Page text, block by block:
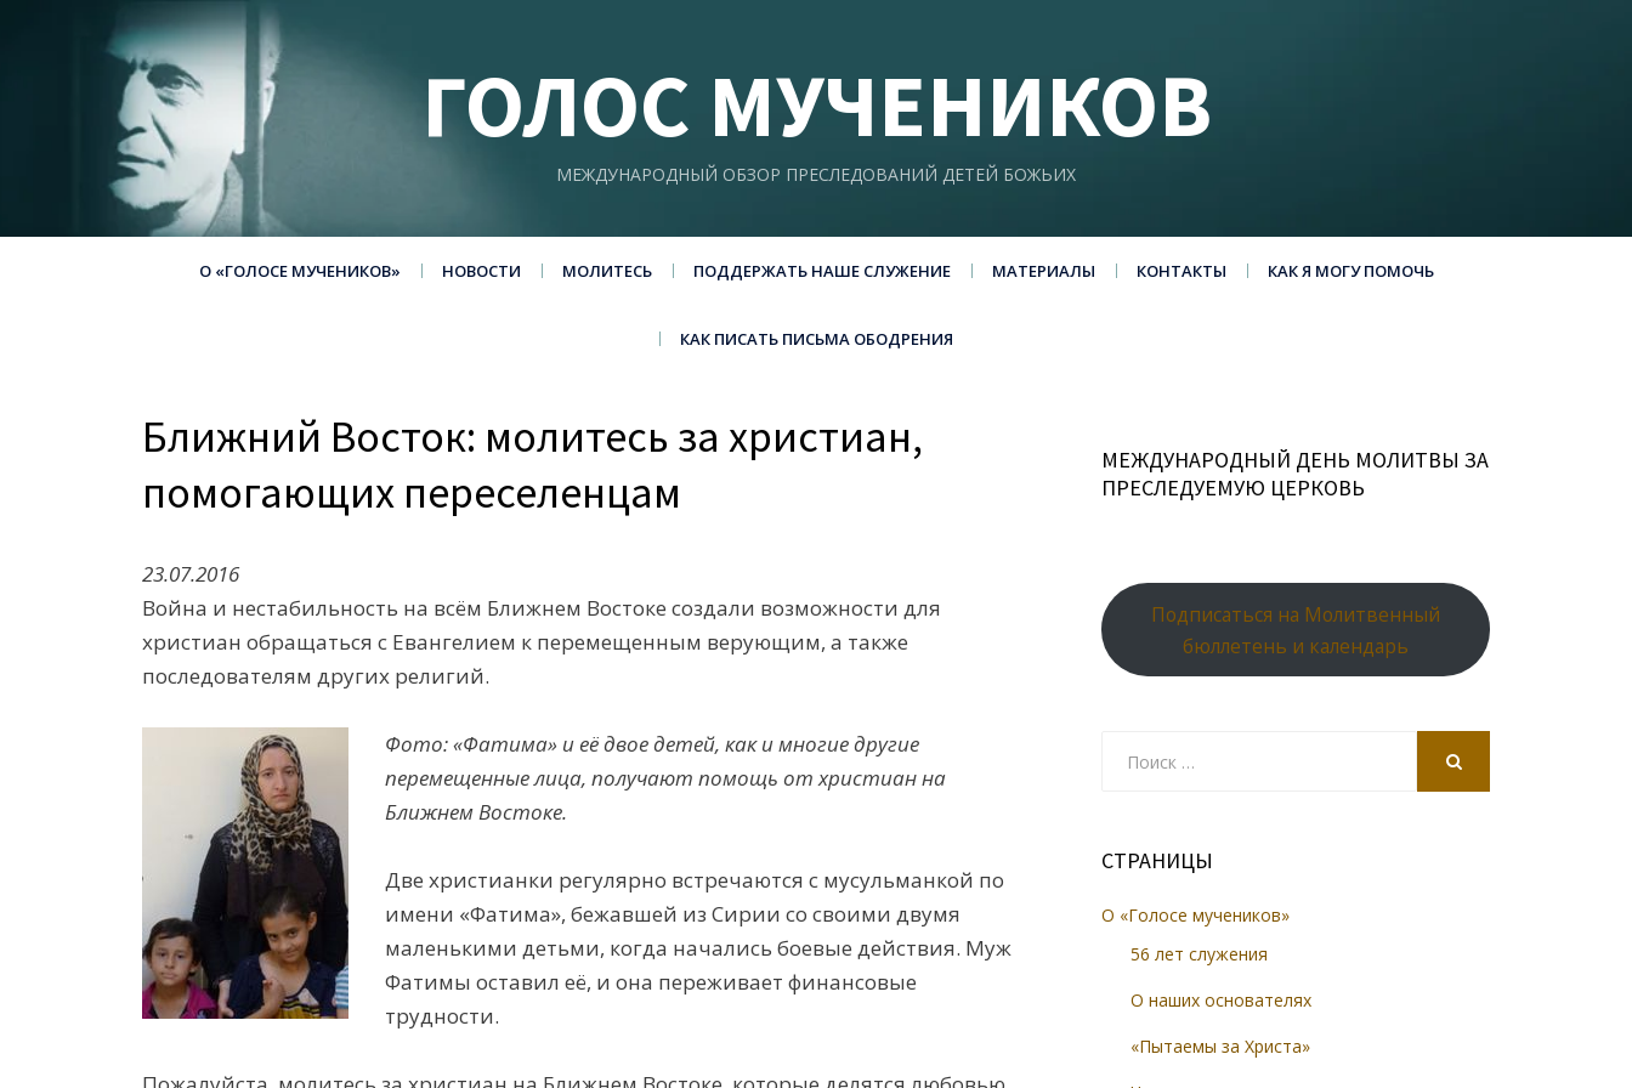
ГОЛОС МУЧЕНИКОВ
МЕЖДУНАРОДНЫЙ ОБЗОР ПРЕСЛЕДОВАНИЙ ДЕТЕЙ БОЖЬИХ
О «ГОЛОСЕ МУЧЕНИКОВ» НОВОСТИ МОЛИТЕСЬ ПОДДЕРЖАТЬ НАШЕ СЛУЖЕНИЕ МАТЕРИАЛЫ КОНТАКТЫ КАК Я МОГУ ПОМОЧЬ
КАК ПИСАТЬ ПИСЬМА ОБОДРЕНИЯ
Ближний Восток: молитесь за христиан,
помогающих переселенцам
23.07.2016
Война и нестабильность на всём Ближнем Востоке создали возможности для
христиан обращаться с Евангелием к перемещенным верующим, а также
последователям других религий.
Фото: «Фатима» и её двое детей, как и многие другие
перемещенные лица, получают помощь от христиан на
Ближнем Востоке.
Две христианки регулярно встречаются с мусульманкой по
имени «Фатима», бежавшей из Сирии со своими двумя
маленькими детьми, когда начались боевые действия. Муж
Фатимы оставил её, и она переживает финансовые
трудности.
МЕЖДУНАРОДНЫЙ ДЕНЬ МОЛИТВЫ ЗА
ПРЕСЛЕДУЕМУЮ ЦЕРКОВЬ
Подписаться на Молитвенный
бюллетень и календарь
СТРАНИЦЫ
О «Голосе мучеников»
56 лет служения
О наших основателях
«Пытаемы за Христа»